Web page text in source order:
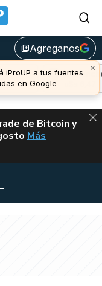
library_addAgreganos
×
iProUP a tus fuentes
en Google
Avalanche
u$s 6,47
de Bitcoin y
VUELVE EL
Más